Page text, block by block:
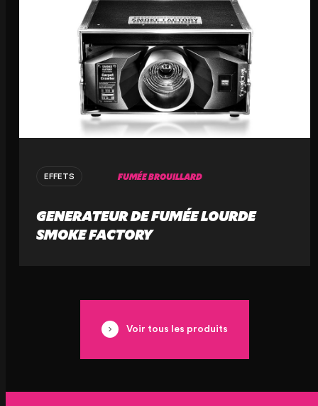
EFFETS FUMÉE BROUILLARD
GENERATEUR DE FUMÉE LOURDE
SMOKE FACTORY
Voir tous les produits